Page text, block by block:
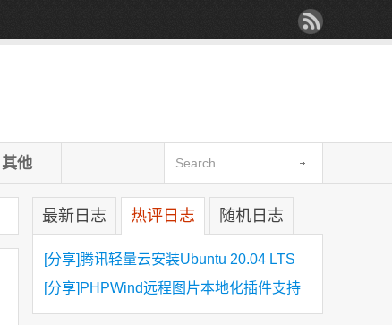
其他
最新日志 热评日志 随机日志
[分享]腾讯轻量云安装Ubuntu 20.04 LTS
[分享]PHPWind远程图片本地化插件支持
https